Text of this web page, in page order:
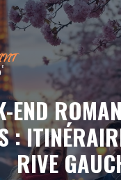
END
:
RIVE